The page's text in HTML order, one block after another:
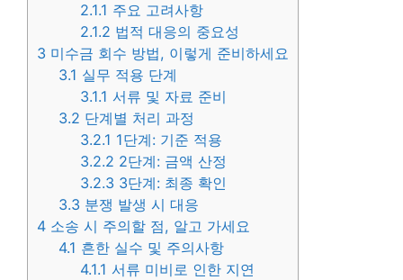
2.1.1 주요 고려사항
2.1.2 법적 대응의 중요성
3 미수금 회수 방법, 이렇게 준비하세요
3.1 실무 적용 단계
3.1.1 서류 및 자료 준비
3.2 단계별 처리 과정
3.2.1 1단계: 기준 적용
3.2.2 2단계: 금액 산정
3.2.3 3단계: 최종 확인
3.3 분쟁 발생 시 대응
4 소송 시 주의할 점, 알고 가세요
4.1 흔한 실수 및 주의사항
4.1.1 서류 미비로 인한 지연